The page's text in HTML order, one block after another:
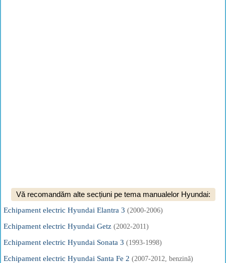
Vă recomandăm alte secțiuni pe tema manualelor Hyundai:
Echipament electric Hyundai Elantra 3 (2000-2006)
Echipament electric Hyundai Getz (2002-2011)
Echipament electric Hyundai Sonata 3 (1993-1998)
Echipament electric Hyundai Santa Fe 2 (2007-2012, benzină)